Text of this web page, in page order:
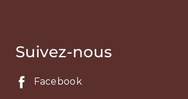
Suivez-nous
Facebook